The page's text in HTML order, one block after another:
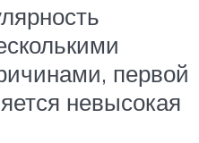
первой
невысокая